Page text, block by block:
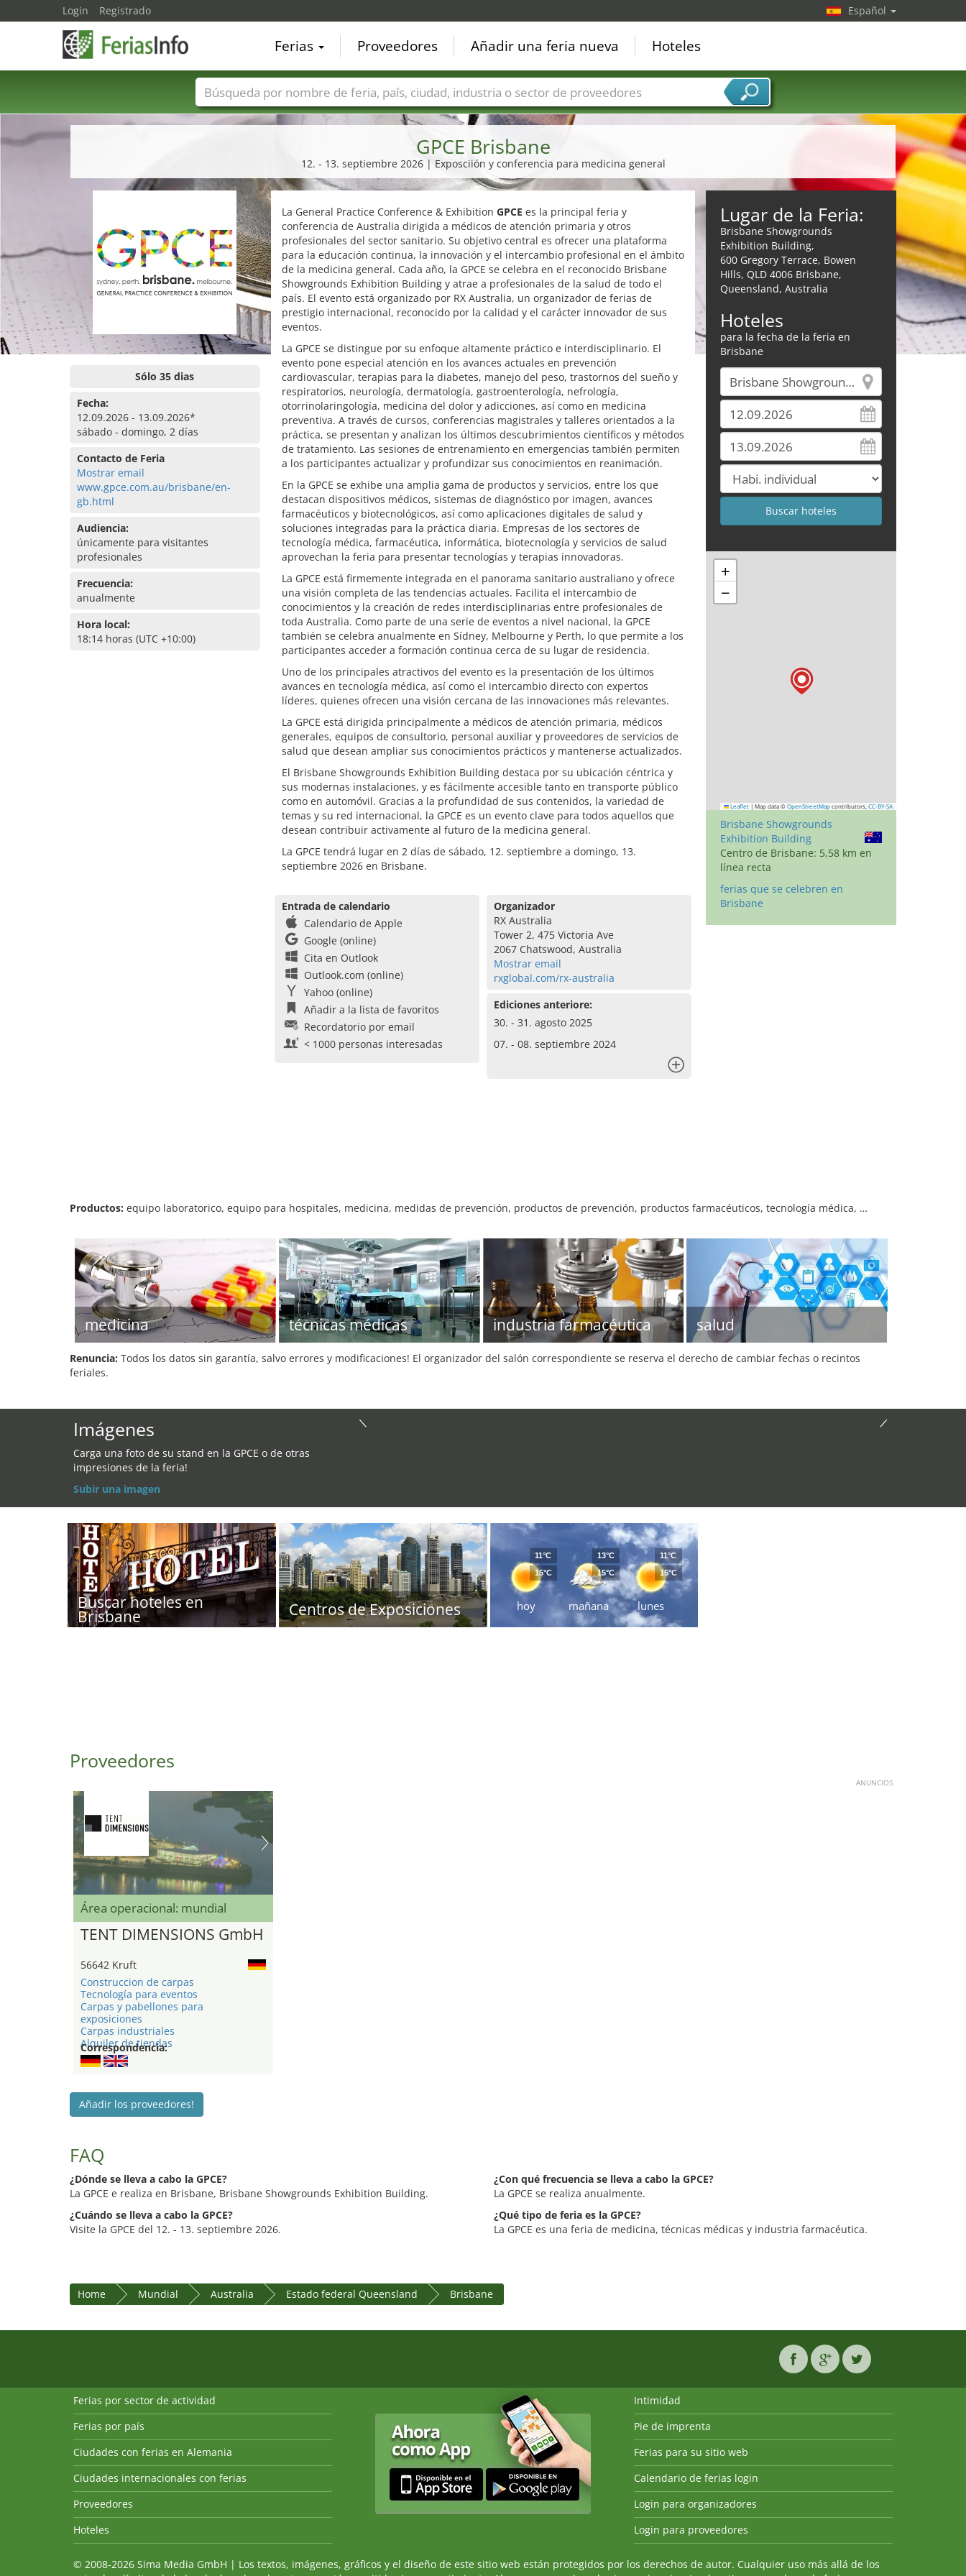
GPCE Brisbane
12. - 13. septiembre 2026 | Exposciión y conferencia para medicina general
Sólo 35 dias
Fecha:
12.09.2026 - 13.09.2026*
sábado - domingo, 2 días
Contacto de Feria
Mostrar email
www.gpce.com.au/brisbane/en-
gb.html
Audiencia:
únicamente para visitantes
profesionales
Frecuencia:
anualmente
Hora local:
18:14 horas (UTC +10:00)
La General Practice Conference & Exhibition GPCE es la principal feria y
conferencia de Australia dirigida a médicos de atención primaria y otros
profesionales del sector sanitario. Su objetivo central es ofrecer una plataforma
para la educación continua, la innovación y el intercambio profesional en el ámbito
de la medicina general. Cada año, la GPCE se celebra en el reconocido Brisbane
Showgrounds Exhibition Building y atrae a profesionales de la salud de todo el
país. El evento está organizado por RX Australia, un organizador de ferias de
prestigio internacional, reconocido por la calidad y el carácter innovador de sus
eventos.
La GPCE se distingue por su enfoque altamente práctico e interdisciplinario. El
evento pone especial atención en los avances actuales en prevención
cardiovascular, terapias para la diabetes, manejo del peso, trastornos del sueño y
respiratorios, neurología, dermatología, gastroenterología, nefrología,
otorrinolaringología, medicina del dolor y adicciones, así como en medicina
preventiva. A través de cursos, conferencias magistrales y talleres orientados a la
práctica, se presentan y analizan los últimos descubrimientos científicos y métodos
de tratamiento. Las sesiones de entrenamiento en emergencias también permiten
a los participantes actualizar y profundizar sus conocimientos en reanimación.
En la GPCE se exhibe una amplia gama de productos y servicios, entre los que
destacan dispositivos médicos, sistemas de diagnóstico por imagen, avances
farmacéuticos y biotecnológicos, así como aplicaciones digitales de salud y
soluciones integradas para la práctica diaria. Empresas de los sectores de
tecnología médica, farmacéutica, informática, biotecnología y servicios de salud
aprovechan la feria para presentar tecnologías y terapias innovadoras.
La GPCE está firmemente integrada en el panorama sanitario australiano y ofrece
una visión completa de las tendencias actuales. Facilita el intercambio de
conocimientos y la creación de redes interdisciplinarias entre profesionales de
toda Australia. Como parte de una serie de eventos a nivel nacional, la GPCE
también se celebra anualmente en Sídney, Melbourne y Perth, lo que permite a los
participantes acceder a formación continua cerca de su lugar de residencia.
Uno de los principales atractivos del evento es la presentación de los últimos
avances en tecnología médica, así como el intercambio directo con expertos
líderes, quienes ofrecen una visión cercana de las innovaciones más relevantes.
La GPCE está dirigida principalmente a médicos de atención primaria, médicos
generales, equipos de consultorio, personal auxiliar y proveedores de servicios de
salud que desean ampliar sus conocimientos prácticos y mantenerse actualizados.
El Brisbane Showgrounds Exhibition Building destaca por su ubicación céntrica y
sus modernas instalaciones, y es fácilmente accesible tanto en transporte público
como en automóvil. Gracias a la profundidad de sus contenidos, la variedad de
temas y su red internacional, la GPCE es un evento clave para todos aquellos que
desean contribuir activamente al futuro de la medicina general.
La GPCE tendrá lugar en 2 días de sábado, 12. septiembre a domingo, 13.
septiembre 2026 en Brisbane.
Entrada de calendario
Calendario de Apple
Google (online)
Cita en Outlook
Outlook.com (online)
Yahoo (online)
Añadir a la lista de favoritos
Recordatorio por email
< 1000 personas interesadas
Organizador
RX Australia
Tower 2, 475 Victoria Ave
2067 Chatswood, Australia
Mostrar email
rxglobal.com/rx-australia
Ediciones anteriore:
30. - 31. agosto 2025
07. - 08. septiembre 2024
Lugar de la Feria:
Brisbane Showgrounds
Exhibition Building,
600 Gregory Terrace, Bowen
Hills, QLD 4006 Brisbane,
Queensland, Australia
Hoteles
para la fecha de la feria en
Brisbane
+
−
Leaflet | Map data © OpenStreetMap contributors, CC-BY-SA
Brisbane Showgrounds
Exhibition Building
Centro de Brisbane: 5,58 km en
línea recta
ferias que se celebren en
Brisbane
Productos: equipo laboratorico, equipo para hospitales, medicina, medidas de prevención, productos de prevención, productos farmacéuticos, tecnología médica, …
medicina técnicas médicas industria farmacéutica salud
Renuncia: Todos los datos sin garantía, salvo errores y modificaciones! El organizador del salón correspondiente se reserva el derecho de cambiar fechas o recintos
feriales.
Imágenes
Carga una foto de su stand en la GPCE o de otras
impresiones de la feria!
Subir una imagen
Buscar hoteles en
Brisbane Centros de Exposiciones hoy
11°C
15°C
mañana
13°C
15°C
lunes
11°C
15°C
Proveedores
ANUNCIOS
Área operacional: mundial
TENT DIMENSIONS GmbH
56642 Kruft
Construccion de carpas
Tecnología para eventos
Carpas y pabellones para
exposiciones
Carpas industriales
Alquiler de tiendas
Correspondencia:
Añadir los proveedores!
FAQ
¿Dónde se lleva a cabo la GPCE?
La GPCE e realiza en Brisbane, Brisbane Showgrounds Exhibition Building.
¿Cuándo se lleva a cabo la GPCE?
Visite la GPCE del 12. - 13. septiembre 2026.
¿Con qué frecuencia se lleva a cabo la GPCE?
La GPCE se realiza anualmente.
¿Qué tipo de feria es la GPCE?
La GPCE es una feria de medicina, técnicas médicas y industria farmacéutica.
Home Mundial Australia Estado federal Queensland Brisbane
Login Registrado Español
Ferias Proveedores Añadir una feria nueva Hoteles
Nombres de ferias Países Ciudades Sectores de ferias Sectores de proveedor de servicios
Ferias por sector de actividad
Ferias por país
Ciudades con ferias en Alemania
Ciudades internacionales con ferias
Proveedores
Hoteles
Intimidad
Pie de imprenta
Ferias para su sitio web
Calendario de ferias login
Login para organizadores
Login para proveedores
© 2008-2026 Sima Media GmbH | Los textos, imágenes, gráficos y el diseño de este sitio web están protegidos por los derechos de autor. Cualquier uso más allá de los